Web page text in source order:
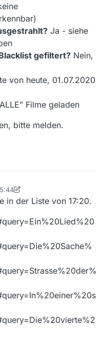
Ja - siehe
gefiltert? Nein,
von heute, 01.07.2020
Filme geladen
bitte melden.
7. Jan. 2020, 17:46
in der Liste von 17:20.